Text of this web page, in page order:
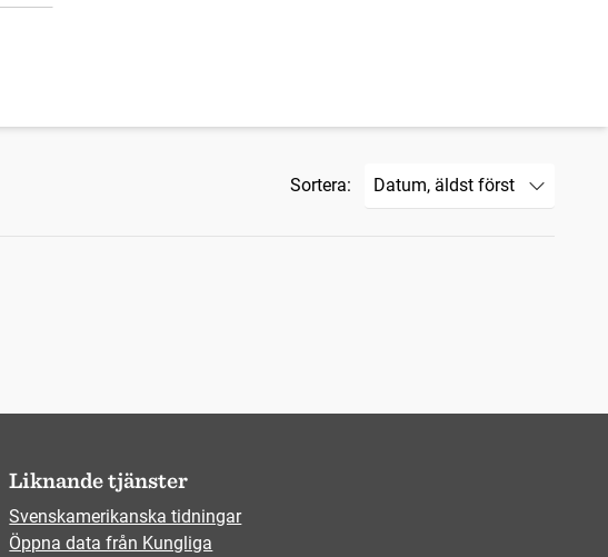
Sortera:
Liknande tjänster
Svenskamerikanska tidningar
Öppna data från Kungliga